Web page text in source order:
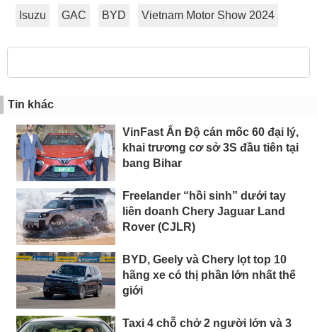
Isuzu GAC BYD Vietnam Motor Show 2024
Tin khác
VinFast Ấn Độ cán mốc 60 đại lý,
khai trương cơ sở 3S đầu tiên tại
bang Bihar
Freelander “hồi sinh” dưới tay
liên doanh Chery Jaguar Land
Rover (CJLR)
BYD, Geely và Chery lọt top 10
hãng xe có thị phần lớn nhất thế
giới
Taxi 4 chỗ chở 2 người lớn và 3